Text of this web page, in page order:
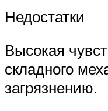
Недостатки
Высокая
складного
загрязнению.